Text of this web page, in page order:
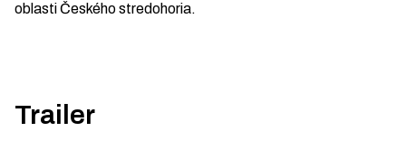
oblasti Českého stredohoria.
Trailer